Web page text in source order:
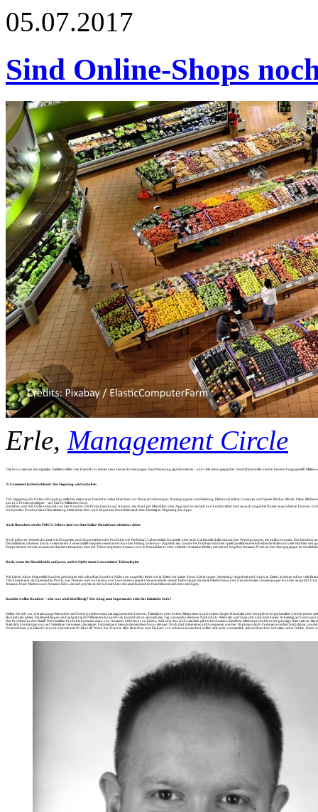
05.07.2017
Sind Online-Shops
Erle, Management Circle
Die Innovationen des digitalen Zeitalters stellen den Handel vor immer neue Herausforderungen. Eine Neuerung jagt die nächste – und viele sicher geglaubte Geschäftsmodelle werden heute in Frage gestellt.
E-Commerce in Deutschland: Der Siegeszug wird anhalten
Der Siegeszug des Online-Shoppings stellt den stationären Handel in vielen Branchen vor Herausforderungen. Warengruppen wie Kleidung, Elektronikartikel, Computer und Spiele, Bücher, Musik, Filme,
um 12,5 Prozent gestiegen – auf fast 53 Milliarden Euro.
Getrieben wird der Online-Handel von den Kunden. Die Produktsuche auf Amazon, der Kauf per Mausklick oder App sind so einfach und komfortabel, dass sie auch ungeübte Nutzer ausprobieren können.
Und je mehr Komfort eine Dienstleistung bietet, desto eher wird sie genutzt. Das erklärt auch den derzeitigen Siegeszug der Apps.
Auch Branchen wie der FMCG-Sektor sind vor dem Online-Handel nur scheinbar sicher
Noch gehören Vertriebsformate wie Drogerien und Supermärkte oder Produkte wie Tierbedarf, Lebensmittel, Kosmetik oder auch Gartenartikel alle nicht zu den Warengruppen, die online boomen. Das hat
Die Statistiken scheinen das zu untermauern: Lebensmittel beispielsweise kaufen Kunden bislang online nur zögerlich ein. Gerade bei Frischeprodukten spielt Qualität eine entscheidende Rolle und viele
Entsprechend schockt es auch im Handel niemanden, dass der Technologieriese Amazon nun in Deutschland (oder vielmehr erstmal in Berlin) mit seinem Angebot Amazon Fresh an den Start gegangen ist.
Doch, wenn der Handel nicht aufpasst, wird er Opfer neuer Convenience-Technologien
Wir haben schon festgestellt: Kunden gewöhnen sich schnell an Komfort. Nicht von ungefähr leben wir in Zeiten der Same- Hour-Lieferungen, Streaming-Angebote und Apps; in Zeiten, in denen schon viele
Die Amerikaner sind gemeinhin Profis, was Themen wie Conversion und Convenience angeht. Sie entwickeln simple Technologie, die direkt Bedürfnisse und Gewohnheiten zumeist junger Kunden anspricht.
Amazon Dash-Buttons und Amazon Echo, die sich perfekt in die Infrastruktur des amerikanischen Handelsunternehmens einfügen.
Kunden wollen Komfort – also was wird überflüssig? Der Gang zum Supermarkt oder das heimische Sofa?
Stellen Sie sich vor: Gerade junge Menschen sind heute typischerweise mit stagnierenden Löhnen, Teilzeitjobs oder hohen Mietpreisen konfrontiert. Single-Haushalte oder Doppelversorgerfamilien werden
Hundefutter ist leer, die Rasierklingen sind aufgebraucht? Mit einem Knopfdruck kommt schon am nächsten Tag versandkostenloser Nachschub. Alternativ wirft man sich nach dem harten Arbeitstag aufs Sofa
Das Problem für den Retail? Die bestellten Produkte kommen dann von Amazon, nicht etwa von Edeka, Aldi oder dm. Und natürlich gibt es bei Amazon dieselben Markenprodukte sowie günstige Alternativen:
Natürlich könnte man nun auf Statistiken verweisen, die zeigen: Fast niemand benutzt derzeit diese Innovationen. Doch darf dabei eines nicht vergessen werden: Wachstum im E-Commerce verläuft nicht linear,
Unternehmen wie Zalando ist noch nicht einmal 10 Jahre alt! Wenn der Trend in allen Branchen zum Einkauf von zuhause aus tendiert, sollten sich auch vermeintlich sichere Branchen nicht allzu sicher fühlen.